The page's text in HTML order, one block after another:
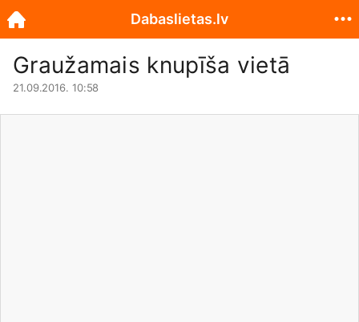
Graužamais knupīša vietā
21.09.2016. 10:58
Dabaslietas.lv